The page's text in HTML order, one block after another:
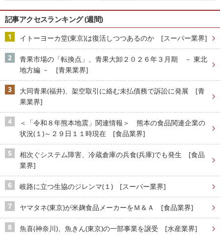
記事アクセスランキング (週間)
イトーヨーカ堂(東京)は復活しつつあるのか [スーパー業界]
青果市場の「転換点」、青果大卸２０２６年３月期 － 東北
地方編 － [青果業界]
大同青果(福井)、架空取引に絡む未払債務で訴訟に発展 [青
果業界]
＜「令和８年熊本地震」関連情報＞ 熊本の食品関連企業の
状況(１)～２９日１１時現在 [食品業界]
相次ぐシステム障害、冷蔵倉庫の兵食(兵庫)でも発生 [食品
業界]
岐路に立つ生協のジレンマ(１) [スーパー業界]
ヤマタネ(東京)が米麹食品メーカーをＭ＆Ａ [食品業界]
魚喜(神奈川)、魚きん(東京)の一部事業を譲受 [水産業界]